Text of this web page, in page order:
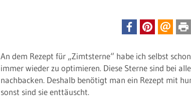
An dem Rezept für „Zimtsterne“ habe ich selbst
immer wieder zu optimieren. Diese Sterne sind bei
nachbacken. Deshalb benötigt man ein Rezept mit
sonst sind sie enttäuscht.